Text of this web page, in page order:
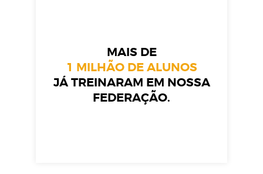
MAIS DE
1 MILHÃO DE ALUNOS
JÁ TREINARAM EM NOSSA
FEDERAÇÃO.